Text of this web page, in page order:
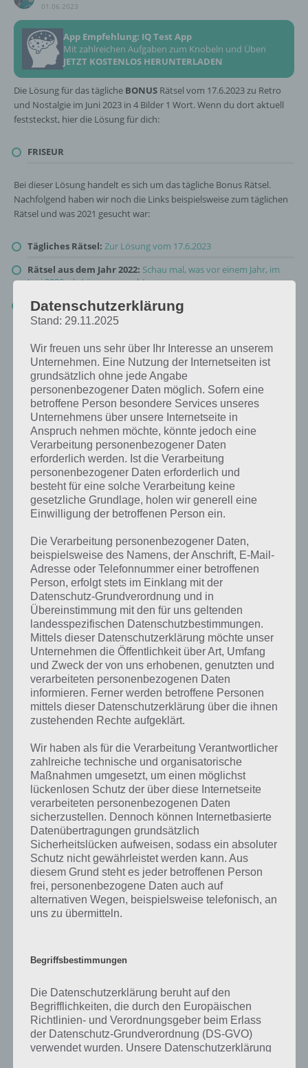
01.06.2023
App Empfehlung: IQ Test App
Mit zahlreichen Aufgaben zum Knobeln und Üben
JETZT KOSTENLOS HERUNTERLADEN
Die Lösung für das tägliche BONUS Rätsel vom 17.6.2023 zu Retro
und Nostalgie im Juni 2023 in 4 Bilder 1 Wort. Wenn du dort aktuell
feststeckst, hier die Lösung für dich:
FRISEUR
Bei dieser Lösung handelt es sich um das tägliche Bonus Rätsel.
Nachfolgend haben wir noch die Links beispielsweise zum täglichen
Rätsel und was 2021 gesucht war:
Tägliches Rätsel: Zur Lösung vom 17.6.2023
Rätsel aus dem Jahr 2022: Schau mal, was vor einem Jahr, im
Juni 2022, als Lösung gesucht war
Zur Übersicht :4 Bilder 1 Wort Lösungen zu Retro und Nostalgie
im Juni 2023
Kurze Begriffserklärung zur Lösung
Friseur
Bilder 1 Wort, doch welche Bedeutung hat dieses eigentlich und was
gibt es dazu zu wissen? Passt das Wort auch zu Retro und Nostalgie?
Zu bestimmten Lösungen präsentieren wir daher auch immer eine
kurze Begriffserklärung!
Zu Friseur haben wir zunächst keine weiteren Informationen parat!
Auf WhatsApp teilen Teilen auf Facebook
Mehr Artikel hier auf Touchportal
Datenschutzerklärung
Stand: 29.11.2025
Wir freuen uns sehr über Ihr Interesse an unserem
Unternehmen. Eine Nutzung der Internetseiten ist
grundsätzlich ohne jede Angabe
personenbezogener Daten möglich. Sofern eine
betroffene Person besondere Services unseres
Unternehmens über unsere Internetseite in
Anspruch nehmen möchte, könnte jedoch eine
Verarbeitung personenbezogener Daten
erforderlich werden. Ist die Verarbeitung
personenbezogener Daten erforderlich und
besteht für eine solche Verarbeitung keine
gesetzliche Grundlage, holen wir generell eine
Einwilligung der betroffenen Person ein.
Die Verarbeitung personenbezogener Daten,
beispielsweise des Namens, der Anschrift, E-Mail-
Adresse oder Telefonnummer einer betroffenen
Person, erfolgt stets im Einklang mit der
Datenschutz-Grundverordnung und in
Übereinstimmung mit den für uns geltenden
landesspezifischen Datenschutzbestimmungen.
Mittels dieser Datenschutzerklärung möchte unser
Unternehmen die Öffentlichkeit über Art, Umfang
und Zweck der von uns erhobenen, genutzten und
verarbeiteten personenbezogenen Daten
informieren. Ferner werden betroffene Personen
mittels dieser Datenschutzerklärung über die ihnen
zustehenden Rechte aufgeklärt.
Wir haben als für die Verarbeitung Verantwortlicher
zahlreiche technische und organisatorische
Maßnahmen umgesetzt, um einen möglichst
lückenlosen Schutz der über diese Internetseite
verarbeiteten personenbezogenen Daten
sicherzustellen. Dennoch können Internetbasierte
Datenübertragungen grundsätzlich
Sicherheitslücken aufweisen, sodass ein absoluter
Schutz nicht gewährleistet werden kann. Aus
diesem Grund steht es jeder betroffenen Person
frei, personenbezogene Daten auch auf
alternativen Wegen, beispielsweise telefonisch, an
uns zu übermitteln.
Begriffsbestimmungen
Die Datenschutzerklärung beruht auf den
Begrifflichkeiten, die durch den Europäischen
Richtlinien- und Verordnungsgeber beim Erlass
der Datenschutz-Grundverordnung (DS-GVO)
verwendet wurden. Unsere Datenschutzerklärung